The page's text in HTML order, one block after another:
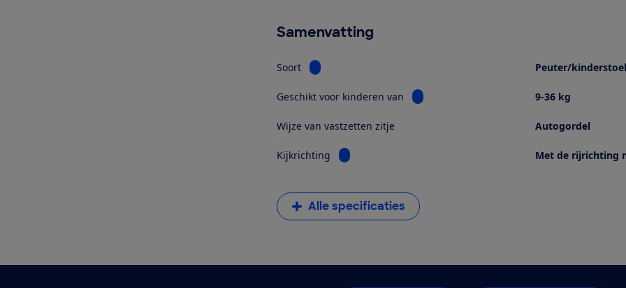
Samenvatting
Soort Bekijk informatie voor Soort Peuter/
Geschikt voor kinderen van Bekijk informatie voor Geschikt voor
9-36 kg
Wijze van vastzetten zitje Autogordel
Kijkrichting Bekijk informatie voor Kijkrichting Met de rijrichting
Alle specificaties